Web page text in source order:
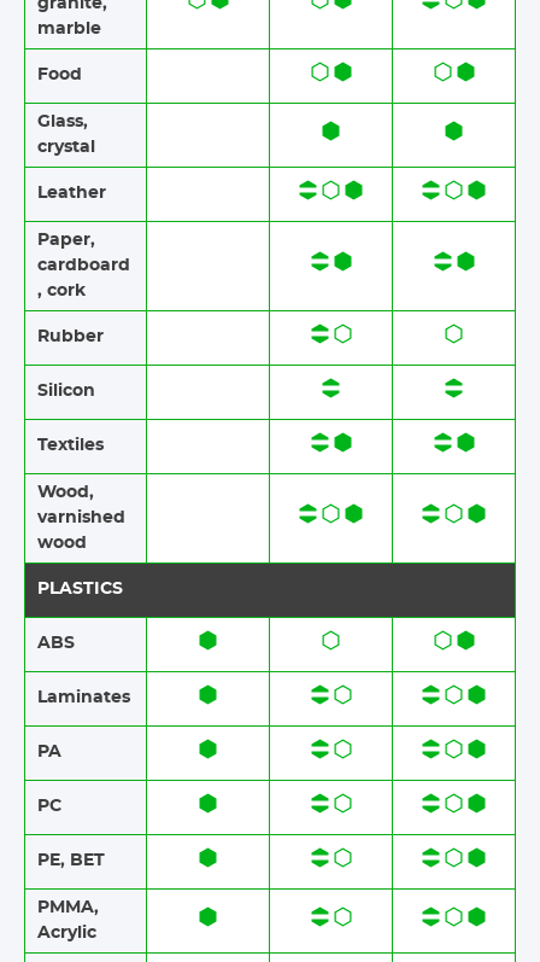
granite​,
marble
Food​​
Glass,
crystal
Leather
Paper​​,
cardboard
, cork
Rubber​​
Silicon
Textiles​​
Wood​​,
varnished
wood
PLASTICS
ABS​​
Laminates​​
PA
PC
PE, BET
PMMA,
Acrylic